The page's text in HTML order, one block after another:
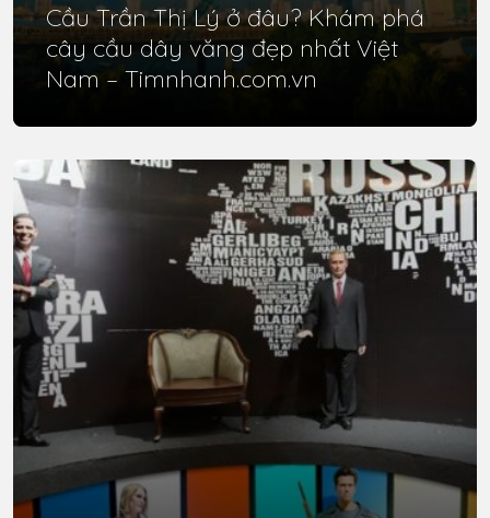
Cầu Trần Thị Lý ở đâu? Khám phá
cây cầu dây văng đẹp nhất Việt
Nam – Timnhanh.com.vn